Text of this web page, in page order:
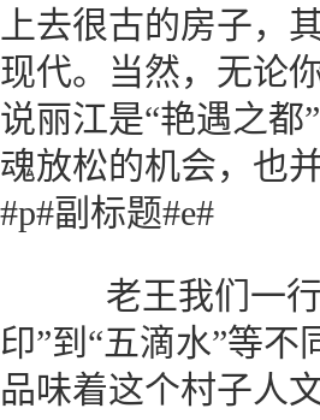
上去很古的房子，
现代。当然，无论
说丽江是“艳遇之
魂放松的机会，也并
#p#副标题#e#
老王我们一行
印”到“五滴水”等不
品味着这个村子人